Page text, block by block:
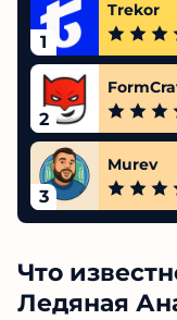
1
Trekor
2
3
Murev
Что